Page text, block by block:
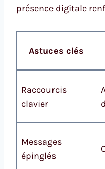
présence digitale
Astuces clés
Raccourcis
clavier
Messages
épinglés